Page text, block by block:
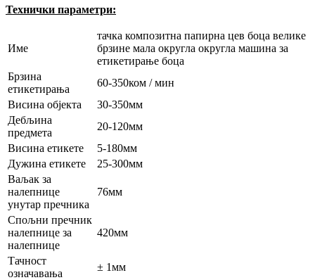
Технички параметри:
Име
тачка композитна папирна цев боца велике
брзине мала округла округла машина за
етикетирање боца
Брзина
етикетирања
60-350ком / мин
Висина објекта
30-350мм
Дебљина
предмета
20-120мм
Висина етикете
5-180мм
Дужина етикете
25-300мм
Ваљак за
налепнице
унутар пречника
76мм
Спољни пречник
налепнице за
налепнице
420мм
Тачност
означавања
± 1мм